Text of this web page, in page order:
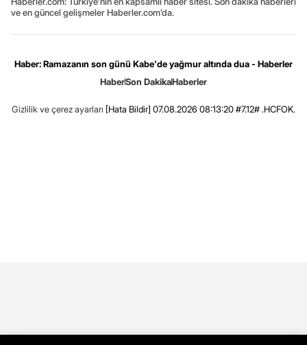
ve en güncel gelişmeler Haberler.com’da.
Haber: Ramazanın son günü Kabe'de yağmur altında dua - Haberler
HaberSon DakikaHaberler
Gizlilik ve çerez ayarları [Hata Bildir] 07.08.2026 08:13:20 #7.12# .HCFOK.